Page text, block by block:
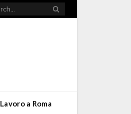
Lavoro a Roma